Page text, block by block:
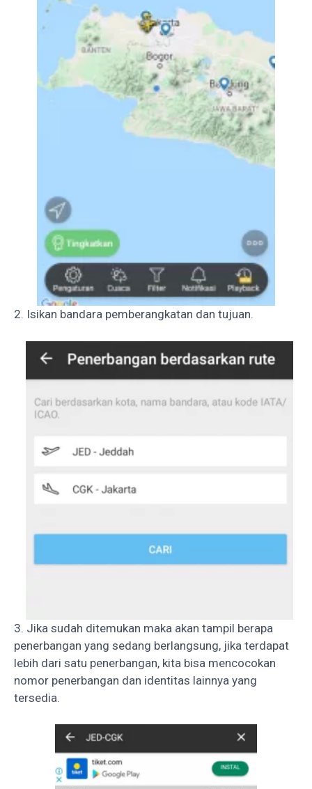
2. Isikan bandara pemberangkatan dan tujuan.
3. Jika sudah ditemukan maka akan tampil berapa
penerbangan yang sedang berlangsung, jika terdapat
lebih dari satu penerbangan, kita bisa mencocokan
nomor penerbangan dan identitas lainnya yang
tersedia.